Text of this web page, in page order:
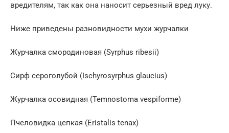
вредителям, так как она наносит серьезный вред луку.
Ниже приведены разновидности мухи журчалки
Журчалка смородиновая (Syrphus ribesii)
Сирф сероголубой (Ischyrosyrphus glaucius)
Журчалка осовидная (Temnostoma vespiforme)
Пчеловидка цепкая (Eristalis tenax)